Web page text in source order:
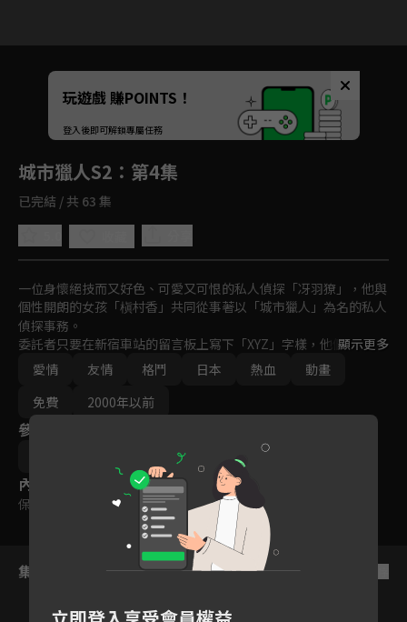
Unmute
如有不便請見諒
玩遊戲 賺POINTS！
登入後即可解鎖專屬任務
城市獵人S2 ：第4集
已完結 / 共 63 集
一位身懷絕技而又好色、可愛又可恨的私人偵探「冴羽獠」，他與
個性開朗的女孩「槇村香」共同從事著以「城市獵人」為名的私人
偵探事務。
委託者只要在新宿車站的留言板上寫下「XYZ」字樣，他們就會接
受委託。通常情況下，委託者必須是年輕貌美的女性。在一次次艱
險的委託任務中，城市獵人以其獨有的方式鏟除著城市中的罪惡。
顯示更多
愛情
友情 格鬥 日本 熱血
動畫
免費
2000年以前
參與演員
內容標籤
保護級
集數列表